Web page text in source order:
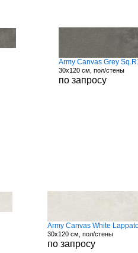
Army Canvas Grey
30x120 см, пол/стены
по запросу
Army Canvas White
30x120 см, пол/стены
по запросу